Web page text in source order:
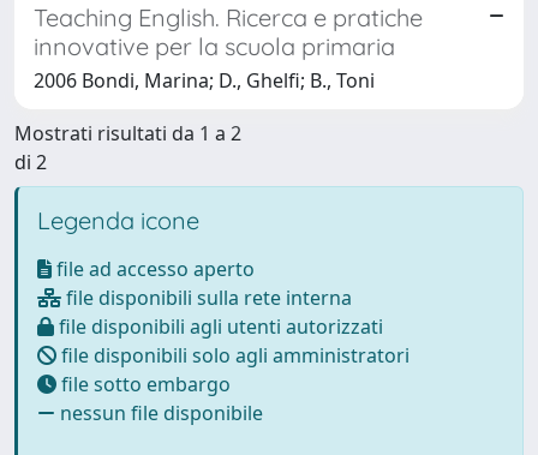
Teaching English. Ricerca e pratiche
innovative per la scuola primaria
2006 Bondi, Marina; D., Ghelfi; B., Toni
Mostrati risultati da 1 a 2
di 2
Legenda icone
file ad accesso aperto
file disponibili sulla rete interna
file disponibili agli utenti autorizzati
file disponibili solo agli amministratori
file sotto embargo
nessun file disponibile